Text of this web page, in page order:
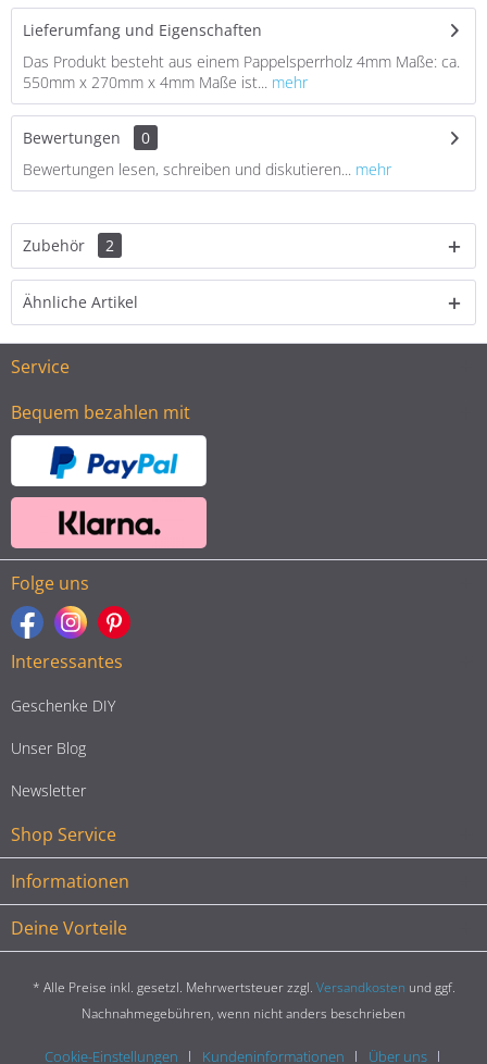
Lieferumfang und Eigenschaften
Das Produkt besteht aus einem Pappelsperrholz 4mm Maße: ca.
550mm x 270mm x 4mm Maße ist... mehr
Bewertungen
0
Bewertungen lesen, schreiben und diskutieren... mehr
Zubehör 2
Ähnliche Artikel
Service
Bequem bezahlen mit
Folge uns
Interessantes
Geschenke DIY
Unser Blog
Newsletter
Shop Service
Informationen
Deine Vorteile
* Alle Preise inkl. gesetzl. Mehrwertsteuer zzgl. Versandkosten und ggf.
Nachnahmegebühren, wenn nicht anders beschrieben
Cookie-Einstellungen Kundeninformationen Über uns